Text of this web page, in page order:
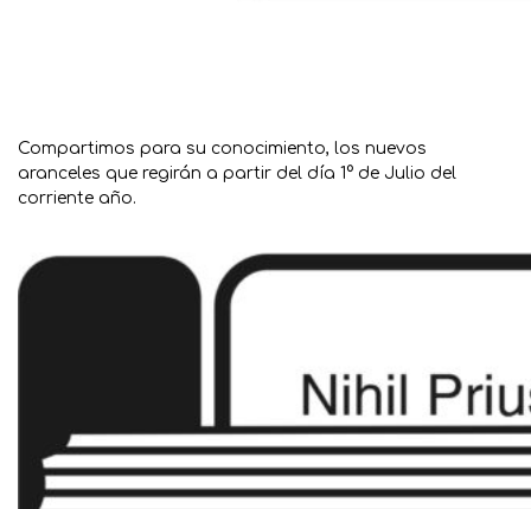
Compartimos para su conocimiento, los nuevos
aranceles que regirán a partir del día 1° de Julio del
corriente año.